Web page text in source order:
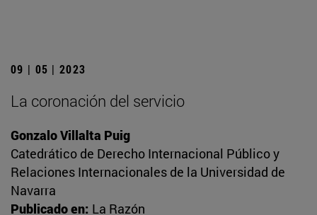
09 | 05 | 2023
La coronación del servicio
Gonzalo Villalta Puig
Catedrático de Derecho Internacional Público y
Relaciones Internacionales de la Universidad de
Navarra
Publicado en: La Razón